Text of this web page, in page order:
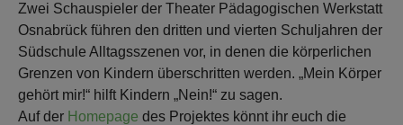
Zwei Schauspieler der Theater Pädagogischen Werkstatt
Osnabrück führen den dritten und vierten Schuljahren der
Südschule Alltagsszenen vor, in denen die körperlichen
Grenzen von Kindern überschritten werden. „Mein Körper
gehört mir!“ hilft Kindern „Nein!“ zu sagen.
Auf der Homepage des Projektes könnt ihr euch die